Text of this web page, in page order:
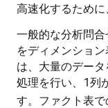
高速化するために
一般的な分析問
をディメンショ
は、大量のデー
処理を行い、1列
す。ファクト表